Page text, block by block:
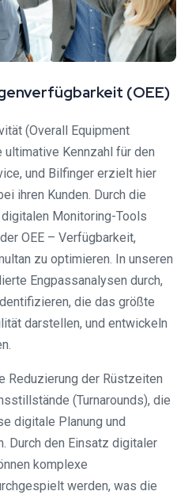
(OEE)
(Overall Equipment
Kennzahl für den
und Bilfinger erzielt hier
ihren Kunden. Durch die
Monitoring-Tools
OEE – Verfügbarkeit,
zu optimieren. In unseren
Engpassanalysen durch,
die das größte
darstellen, und entwickeln
Reduzierung der Rüstzeiten
(Turnarounds), die
digitale Planung und
Durch den Einsatz digitaler
komplexe
werden, was die